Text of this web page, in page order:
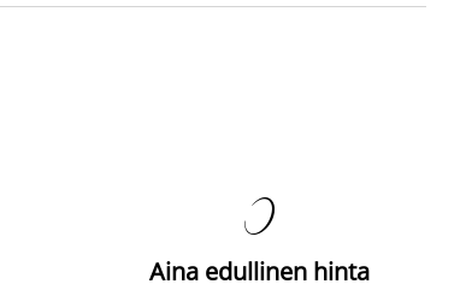

Aina edullinen hinta